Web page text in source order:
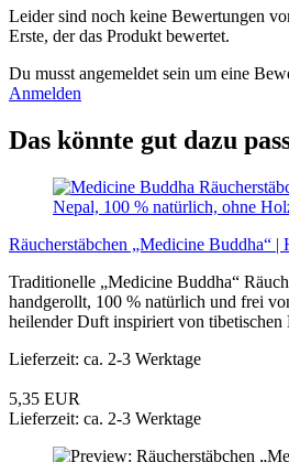
Leider sind noch keine Bewertungen
Erste, der das Produkt bewertet.
Du musst angemeldet sein um eine
Anmelden
Das könnte gut dazu
Räucherstäbchen „Medicine Buddha“
Traditionelle „Medicine Buddha“
handgerollt, 100 % natürlich und frei
heilender Duft inspiriert von tibetischen
Lieferzeit: ca. 2-3 Werktage
5,35 EUR
Lieferzeit: ca. 2-3 Werktage